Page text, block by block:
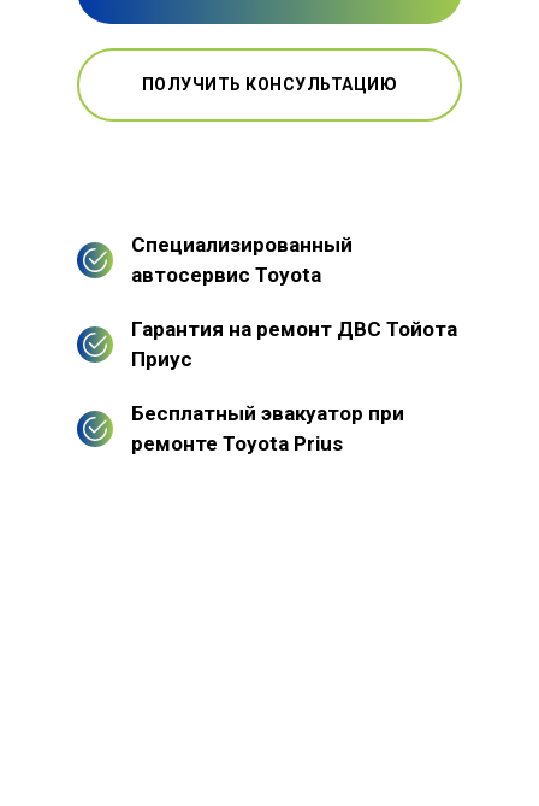
ПОЛУЧИТЬ КОНСУЛЬТАЦИЮ
Специализированный
автосервис Toyota
Гарантия на ремонт ДВС Тойота
Приус
Бесплатный эвакуатор при
ремонте Toyota Prius